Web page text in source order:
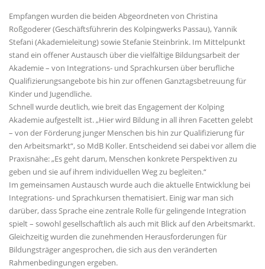
Empfangen wurden die beiden Abgeordneten von Christina
Roßgoderer (Geschäftsführerin des Kolpingwerks Passau), Yannik
Stefani (Akademieleitung) sowie Stefanie Steinbrink. Im Mittelpunkt
stand ein offener Austausch über die vielfältige Bildungsarbeit der
Akademie – von Integrations- und Sprachkursen über berufliche
Qualifizierungsangebote bis hin zur offenen Ganztagsbetreuung für
Kinder und Jugendliche.
Schnell wurde deutlich, wie breit das Engagement der Kolping
Akademie aufgestellt ist. „Hier wird Bildung in all ihren Facetten gelebt
– von der Förderung junger Menschen bis hin zur Qualifizierung für
den Arbeitsmarkt“, so MdB Koller. Entscheidend sei dabei vor allem die
Praxisnähe: „Es geht darum, Menschen konkrete Perspektiven zu
geben und sie auf ihrem individuellen Weg zu begleiten.“
Im gemeinsamen Austausch wurde auch die aktuelle Entwicklung bei
Integrations- und Sprachkursen thematisiert. Einig war man sich
darüber, dass Sprache eine zentrale Rolle für gelingende Integration
spielt – sowohl gesellschaftlich als auch mit Blick auf den Arbeitsmarkt.
Gleichzeitig wurden die zunehmenden Herausforderungen für
Bildungsträger angesprochen, die sich aus den veränderten
Rahmenbedingungen ergeben.